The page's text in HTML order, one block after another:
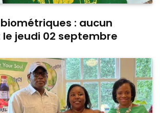
: aucun
jeudi 02 septembre